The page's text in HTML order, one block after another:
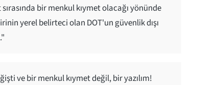
bir menkul kıymet olacağı yönünde
yerel belirteci olan DOT'un güvenlik dışı
ve bir menkul kıymet değil, bir yazılım!